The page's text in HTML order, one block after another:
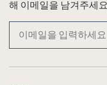
위대한 것을 놓치지 마
해 이메일을 남겨주세